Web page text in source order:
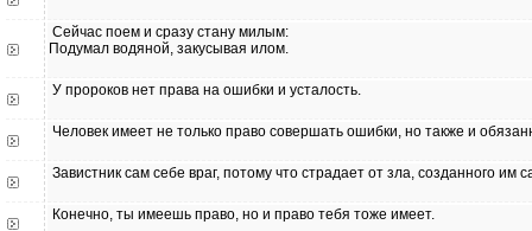
Сейчас поем и сразу стану милым:
Подумал водяной, закусывая илом.
У пророков нет права на ошибки и усталость.
Человек имеет не только право совершать ошибки, но также и
Завистник сам себе враг, потому что страдает от зла, созданного им
Конечно, ты имеешь право, но и право тебя тоже имеет.